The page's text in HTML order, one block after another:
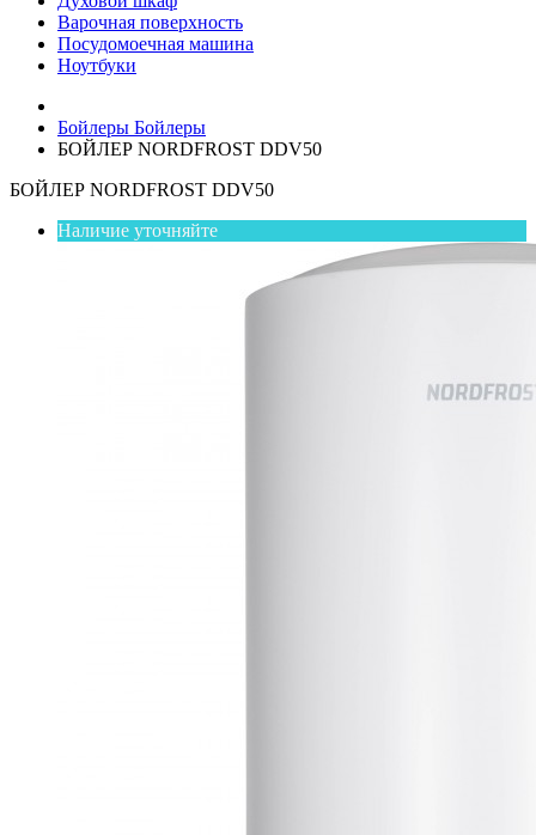
Варочная поверхность
Посудомоечная машина
Ноутбуки
Бойлеры Бойлеры
БОЙЛЕР NORDFROST DDV50
БОЙЛЕР NORDFROST DDV50
Наличие уточняйте